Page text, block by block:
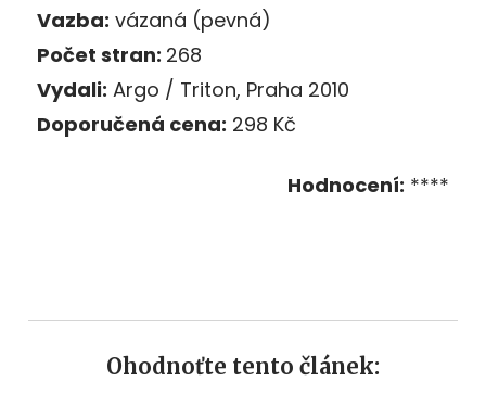
Vazba: vázaná (pevná)
Počet stran: 268
Vydali: Argo / Triton, Praha 2010
Doporučená cena: 298 Kč
Hodnocení: ****
Ohodnoťte tento článek: